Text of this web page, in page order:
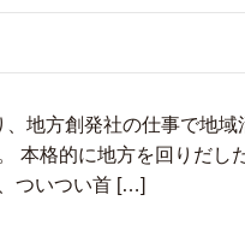
地方創発社の仕事で地
本格的に地方を回りだし
ついつい首 […]